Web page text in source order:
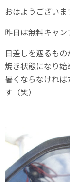
おはようございま
昨日は無料キャン
日差しを遮るも
焼き状態になり始
暑くならなけれ
す（笑）